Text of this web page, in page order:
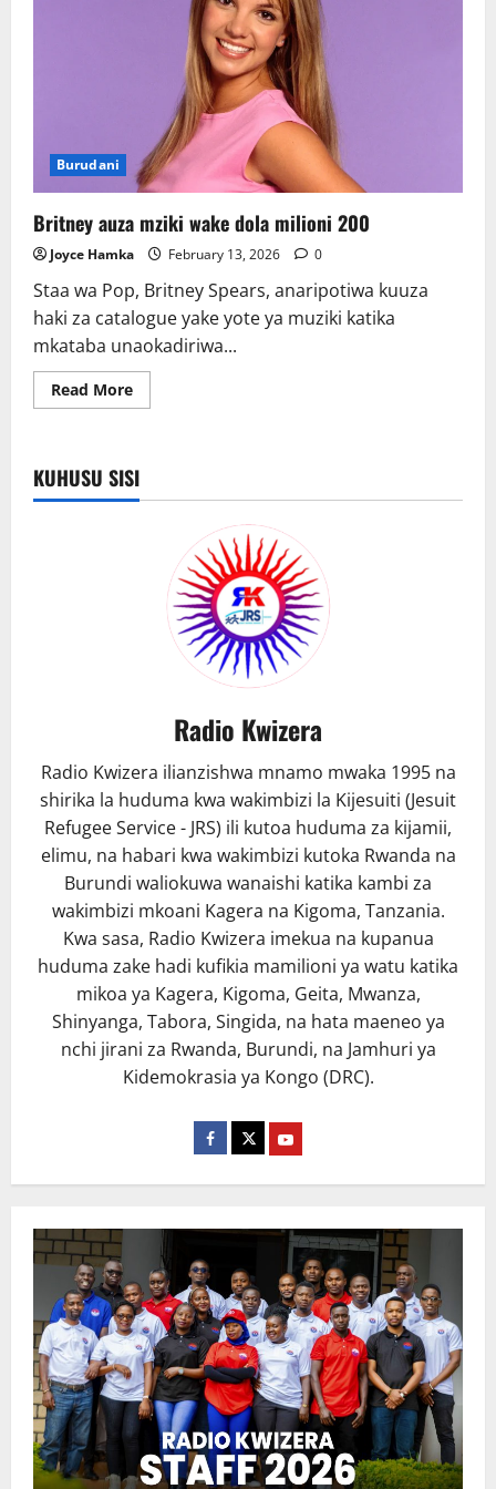
Burudani
Britney auza mziki wake dola milioni 200
Joyce Hamka February 13, 2026 0
Staa wa Pop, Britney Spears, anaripotiwa kuuza
haki za catalogue yake yote ya muziki katika
mkataba unaokadiriwa...
Read MoreRead
more
mziki
wake
dola
KUHUSU SISI
Radio Kwizera
Radio Kwizera ilianzishwa mnamo mwaka 1995 na
shirika la huduma kwa wakimbizi la Kijesuiti (Jesuit
Refugee Service - JRS) ili kutoa huduma za kijamii,
elimu, na habari kwa wakimbizi kutoka Rwanda na
Burundi waliokuwa wanaishi katika kambi za
wakimbizi mkoani Kagera na Kigoma, Tanzania.
Kwa sasa, Radio Kwizera imekua na kupanua
huduma zake hadi kufikia mamilioni ya watu katika
mikoa ya Kagera, Kigoma, Geita, Mwanza,
Shinyanga, Tabora, Singida, na hata maeneo ya
nchi jirani za Rwanda, Burundi, na Jamhuri ya
Kidemokrasia ya Kongo (DRC).